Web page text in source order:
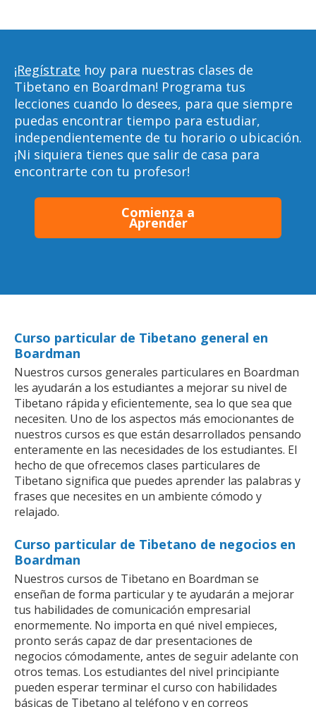
¡Regístrate hoy para nuestras clases de
Tibetano en Boardman! Programa tus
lecciones cuando lo desees, para que siempre
puedas encontrar tiempo para estudiar,
independientemente de tu horario o ubicación.
¡Ni siquiera tienes que salir de casa para
encontrarte con tu profesor!
Comienza a
Aprender
Curso particular de Tibetano general en
Boardman
Nuestros cursos generales particulares en Boardman
les ayudarán a los estudiantes a mejorar su nivel de
Tibetano rápida y eficientemente, sea lo que sea que
necesiten. Uno de los aspectos más emocionantes de
nuestros cursos es que están desarrollados pensando
enteramente en las necesidades de los estudiantes. El
hecho de que ofrecemos clases particulares de
Tibetano significa que puedes aprender las palabras y
frases que necesites en un ambiente cómodo y
relajado.
Curso particular de Tibetano de negocios en
Boardman
Nuestros cursos de Tibetano en Boardman se
enseñan de forma particular y te ayudarán a mejorar
tus habilidades de comunicación empresarial
enormemente. No importa en qué nivel empieces,
pronto serás capaz de dar presentaciones de
negocios cómodamente, antes de seguir adelante con
otros temas. Los estudiantes del nivel principiante
pueden esperar terminar el curso con habilidades
básicas de Tibetano al teléfono y en correos